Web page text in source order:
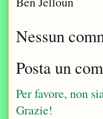
Nessun
Posta un
Per favore, non
Grazie!